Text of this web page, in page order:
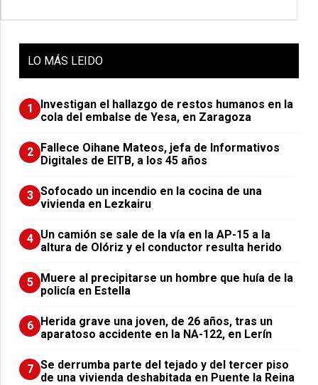
LO MÁS LEIDO
1
Investigan el hallazgo de restos humanos en la
cola del embalse de Yesa, en Zaragoza
2 Fallece Oihane Mateos, jefa de Informativos
Digitales de EITB, a los 45 años
3 Sofocado un incendio en la cocina de una
vivienda en Lezkairu
4 Un camión se sale de la vía en la AP-15 a la
altura de Olóriz y el conductor resulta herido
5 Muere al precipitarse un hombre que huía de la
policía en Estella
6 Herida grave una joven, de 26 años, tras un
aparatoso accidente en la NA-122, en Lerín
7 Se derrumba parte del tejado y del tercer piso
de una vivienda deshabitada en Puente la Reina